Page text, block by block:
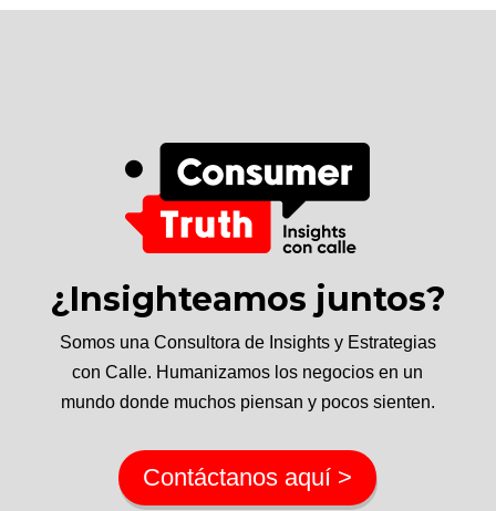
¿Insighteamos juntos?
Somos una Consultora de Insights y Estrategias
con Calle. Humanizamos los negocios en un
mundo donde muchos piensan y pocos sienten.
Contáctanos aquí >